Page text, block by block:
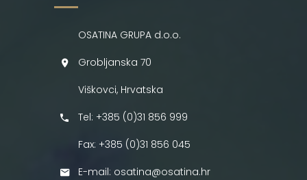
OSATINA GRUPA d.o.o.
Grobljanska 70
Viškovci, Hrvatska
Tel: +385 (0)31 856 999
Fax: +385 (0)31 856 045
E-mail: osatina@osatina.hr